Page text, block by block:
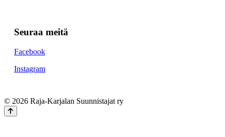
Seuraa meitä
Facebook
Instagram
© 2026 Raja-Karjalan Suunnistajat ry